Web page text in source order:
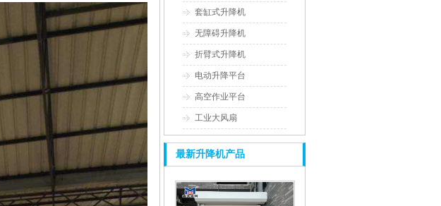
套缸式升降机
无障碍升降机
折臂式升降机
电动升降平台
高空作业平台
工业大风扇
最新升降机产品